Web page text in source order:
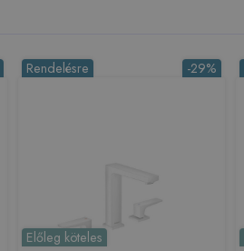
-29%
Rendelésre
Előleg köteles